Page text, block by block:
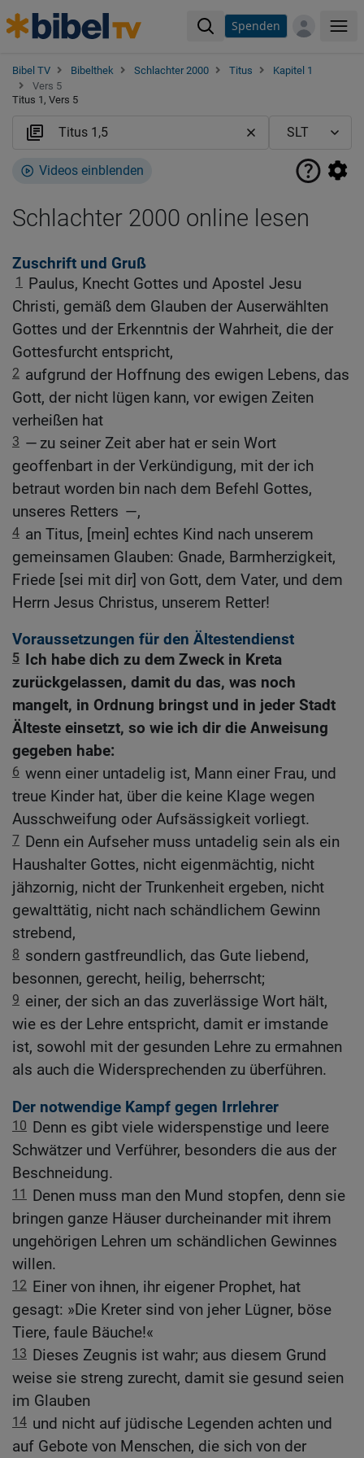
Spenden
Bibel TV Bibelthek Schlachter 2000 Titus
Kapitel 1
Vers 5
Titus 1, Vers 5
Videos einblenden
Schlachter 2000 online lesen
Zuschrift und Gruß
1
Paulus, Knecht Gottes und Apostel Jesu
Christi, gemäß dem Glauben der Auserwählten
Gottes und der Erkenntnis der Wahrheit, die der
Gottesfurcht entspricht,
2 aufgrund der Hoffnung des ewigen Lebens, das
Gott, der nicht lügen kann, vor ewigen Zeiten
verheißen hat
3 — zu seiner Zeit aber hat er sein Wort
geoffenbart in der Verkündigung, mit der ich
betraut worden bin nach dem Befehl Gottes,
unseres Retters —,
4 an Titus, [mein] echtes Kind nach unserem
gemeinsamen Glauben: Gnade, Barmherzigkeit,
Friede [sei mit dir] von Gott, dem Vater, und dem
Herrn Jesus Christus, unserem Retter!
Voraussetzungen für den Ältestendienst
5 Ich habe dich zu dem Zweck in Kreta
zurückgelassen, damit du das, was noch
mangelt, in Ordnung bringst und in jeder Stadt
Älteste einsetzt, so wie ich dir die Anweisung
gegeben habe:
6 wenn einer untadelig ist, Mann einer Frau, und
treue Kinder hat, über die keine Klage wegen
Ausschweifung oder Aufsässigkeit vorliegt.
7 Denn ein Aufseher muss untadelig sein als ein
Haushalter Gottes, nicht eigenmächtig, nicht
jähzornig, nicht der Trunkenheit ergeben, nicht
gewalttätig, nicht nach schändlichem Gewinn
strebend,
8 sondern gastfreundlich, das Gute liebend,
besonnen, gerecht, heilig, beherrscht;
9 einer, der sich an das zuverlässige Wort hält,
wie es der Lehre entspricht, damit er imstande
ist, sowohl mit der gesunden Lehre zu ermahnen
als auch die Widersprechenden zu überführen.
Der notwendige Kampf gegen Irrlehrer
10 Denn es gibt viele widerspenstige und leere
Schwätzer und Verführer, besonders die aus der
Beschneidung.
11 Denen muss man den Mund stopfen, denn sie
bringen ganze Häuser durcheinander mit ihrem
ungehörigen Lehren um schändlichen Gewinnes
willen.
12 Einer von ihnen, ihr eigener Prophet, hat
gesagt: »Die Kreter sind von jeher Lügner, böse
Tiere, faule Bäuche!«
13 Dieses Zeugnis ist wahr; aus diesem Grund
weise sie streng zurecht, damit sie gesund seien
im Glauben
14 und nicht auf jüdische Legenden achten und
auf Gebote von Menschen, die sich von der